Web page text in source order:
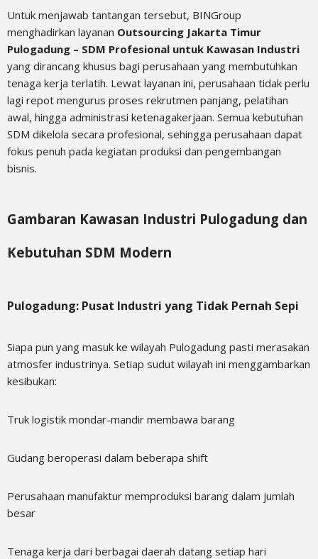
Untuk menjawab tantangan tersebut, BINGroup
menghadirkan layanan Outsourcing Jakarta Timur
Pulogadung – SDM Profesional untuk Kawasan Industri
yang dirancang khusus bagi perusahaan yang membutuhkan
tenaga kerja terlatih. Lewat layanan ini, perusahaan tidak perlu
lagi repot mengurus proses rekrutmen panjang, pelatihan
awal, hingga administrasi ketenagakerjaan. Semua kebutuhan
SDM dikelola secara profesional, sehingga perusahaan dapat
fokus penuh pada kegiatan produksi dan pengembangan
bisnis.
Gambaran Kawasan Industri Pulogadung dan
Kebutuhan SDM Modern
Pulogadung: Pusat Industri yang Tidak Pernah Sepi
Siapa pun yang masuk ke wilayah Pulogadung pasti merasakan
atmosfer industrinya. Setiap sudut wilayah ini menggambarkan
kesibukan:
Truk logistik mondar-mandir membawa barang
Gudang beroperasi dalam beberapa shift
Perusahaan manufaktur memproduksi barang dalam jumlah
besar
Tenaga kerja dari berbagai daerah datang setiap hari